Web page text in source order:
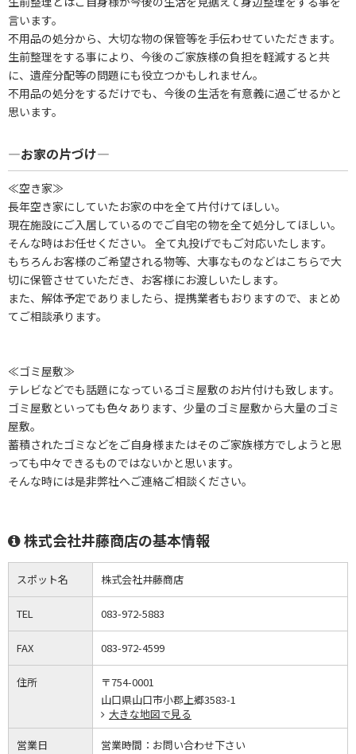
言います。
不用品の処分から、大切な物の保管等を手伝わせていただきます。
生前整理をする事により、今後のご家族様の負担を軽減すると共
に、遺産分配等の問題にも役立つかもしれません。
不用品の処分をするだけでも、今後の生活を有意義に過ごせるかと
思います。
―お家の片づけ―
≪空き家≫
長年空き家にしていたお家の中を全て片付けてほしい。
現在施設にご入居しているのでご自宅の物を全て処分してほしい。
そんな時はお任せください。 全て丸投げでもご対応いたします。
もちろんお客様のご希望される物等、大事なものなどはこちらで大
切に保管させていただき、お客様にお渡しいたします。
また、解体予定でありましたら、提携業者もおりますので、まとめ
てご相談承ります。
≪ゴミ屋敷≫
テレビなどでも話題になっているゴミ屋敷のお片付けも致します。
ゴミ屋敷といっても色々あります、少量のゴミ屋敷から大量のゴミ
屋敷。
蓄積されたゴミなどをご自身様またはそのご家族様方でしようと思
っても中々できるものではないかと思います。
そんな時には是非弊社へご連絡ご相談ください。
株式会社井藤商店の基本情報
スポット名 株式会社井藤商店
TEL 083-972-5883
FAX 083-972-4599
住所
〒754-0001
山口県山口市小郡上郷3583-1
大きな地図で見る
営業日 営業時間： お問い合わせ下さい